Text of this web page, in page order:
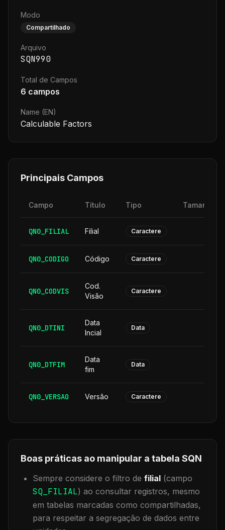
Modo
Compartilhado
Arquivo
SQN990
Total de Campos
6 campos
Name (EN)
Calculable Factors
Principais Campos
Campo Título Tipo Tamanho
QN0_FILIAL Filial Caractere
QN0_CODIGO Código Caractere
QN0_CODVIS
Cod.
Visão
Caractere
QN0_DTINI
Data
Incial
Data
QN0_DTFIM
Data
fim
Data
QN0_VERSAO Versão Caractere
Boas práticas ao manipular a tabela SQN
Sempre considere o filtro de filial (campo
SQ_FILIAL) ao consultar registros, mesmo
em tabelas marcadas como compartilhadas,
para respeitar a segregação de dados entre